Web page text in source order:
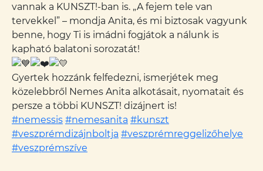
vannak a KUNSZT!-ban is. „A fejem tele van
tervekkel” – mondja Anita, és mi biztosak vagyunk
benne, hogy Ti is imádni fogjátok a nálunk is
kapható balatoni sorozatát!
Gyertek hozzánk felfedezni, ismerjétek meg
közelebbről Nemes Anita alkotásait, nyomatait és
persze a többi KUNSZT! dizájnert is!
#nemessis #nemesanita #kunszt
#veszprémdizájnboltja #veszprémreggelizőhelye
#veszprémszíve